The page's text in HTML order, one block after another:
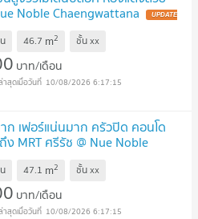
Noble Chaengwattana UPDATE
46.7 m2 ชั้นxx
บาท/เดือน
10/08/2026 6:17:15
ก เฟอร์แน่นมาก ครัวปิด คอนโด
MRT ศรีรัช @ Nue Noble
47.1 m2 ชั้นxx
บาท/เดือน
10/08/2026 6:17:15